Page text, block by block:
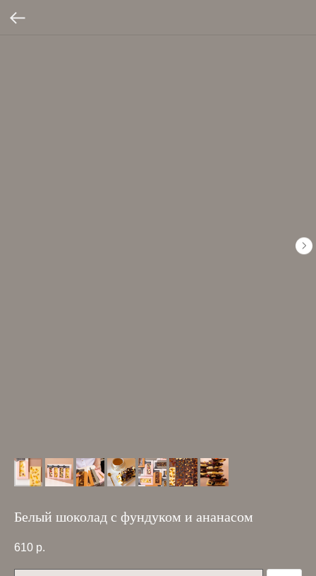
Белый шоколад с фундуком и ананасом
610 р.